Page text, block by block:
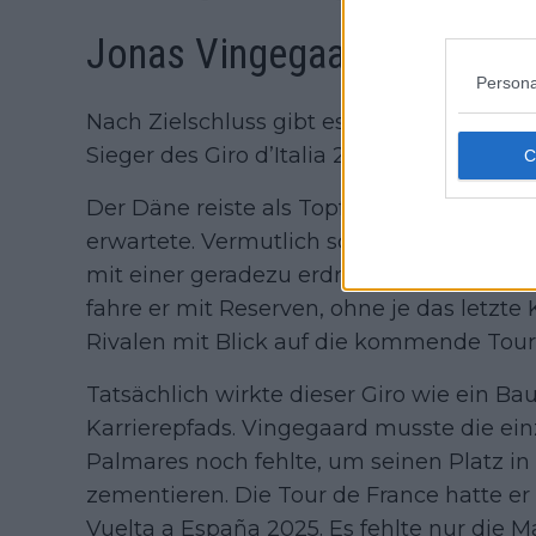
Jonas Vingegaard
Nach Zielschluss gibt es keine
Sieger des Giro d’Italia 2026.
Der Däne reiste als Topfavorit zur Corsa
erwartete. Vermutlich sogar mehr. Er
mit einer geradezu erdrückenden
fahre er mit Reserven, ohne je das letzte
Rivalen mit Blick auf die kommende
Tatsächlich wirkte dieser Giro wie ein
Karrierepfads. Vingegaard musste die
Palmares noch fehlte, um seinen Platz
zementieren. Die Tour de France hatte
Vuelta a España 2025. Es fehlte nur die